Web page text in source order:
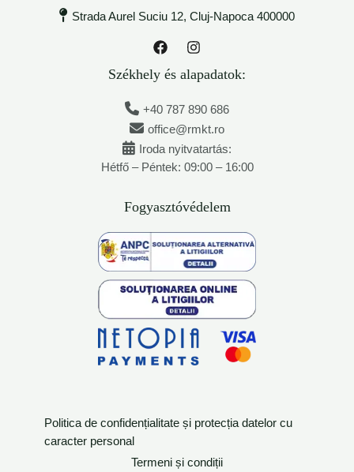
Strada Aurel Suciu 12, Cluj-Napoca 400000
Székhely és alapadatok:
+40 787 890 686
office@rmkt.ro
Iroda nyitvatartás:
Hétfő – Péntek: 09:00 – 16:00
Fogyasztóvédelem
Politica de confidențialitate și protecția datelor cu
caracter personal
Termeni și condiții